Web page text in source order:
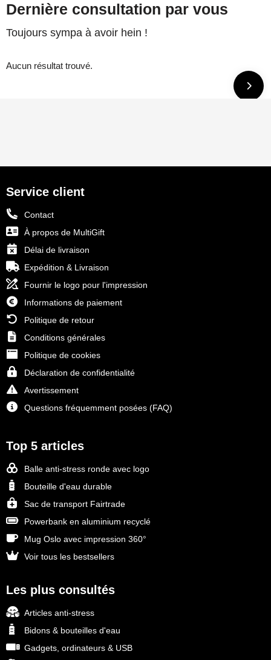
Dernière consultation par vous
Toujours sympa à avoir hein !
Aucun résultat trouvé.
Service client
Contact
À propos de MultiGift
Délai de livraison
Expédition & Livraison
Fournir le logo pour l'impression
Informations de paiement
Politique de retour
Conditions générales
Politique de cookies
Déclaration de confidentialité
Avertissement
Questions fréquemment posées (FAQ)
Top 5 articles
Balle anti-stress ronde avec logo
Bouteille d'eau durable
Sac de transport Fairtrade
Powerbank en aluminium recyclé
Mug Oslo avec impression 360°
Voir tous les bestsellers
Les plus consultés
Articles anti-stress
Bidons & bouteilles d'eau
Gadgets, ordinateurs & USB